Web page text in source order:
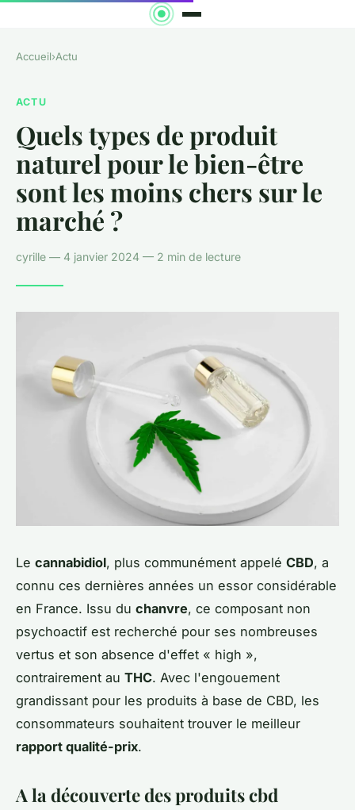
Accueil›Actu
ACTU
Quels types de produit
naturel pour le bien-être
sont les moins chers sur le
marché ?
cyrille — 4 janvier 2024 — 2 min de lecture
Le cannabidiol, plus communément appelé CBD, a
connu ces dernières années un essor considérable
en France. Issu du chanvre, ce composant non
psychoactif est recherché pour ses nombreuses
vertus et son absence d'effet « high »,
contrairement au THC. Avec l'engouement
grandissant pour les produits à base de CBD, les
consommateurs souhaitent trouver le meilleur
rapport qualité-prix.
A la découverte des produits cbd